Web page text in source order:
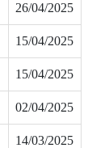
26/04/2025
15/04/2025
15/04/2025
02/04/2025
14/03/2025